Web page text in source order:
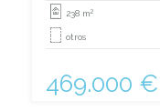
238 m2
otros
469.000 €